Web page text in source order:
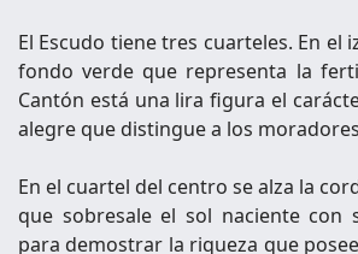
El Escudo tiene tres cuarteles. En el
fondo verde que representa la
Cantón está una lira figura el
alegre que distingue a los
En el cuartel del centro se alza la
que sobresale el sol naciente con
para demostrar la riqueza que